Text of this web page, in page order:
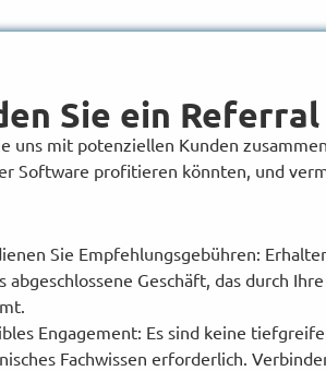
Sie ein
uns mit potenziellen Kunden
Software profitieren könnten, und
Sie Empfehlungsgebühren:
abgeschlossene Geschäft, das durch
Engagement: Es sind keine
Fachwissen erforderlich.